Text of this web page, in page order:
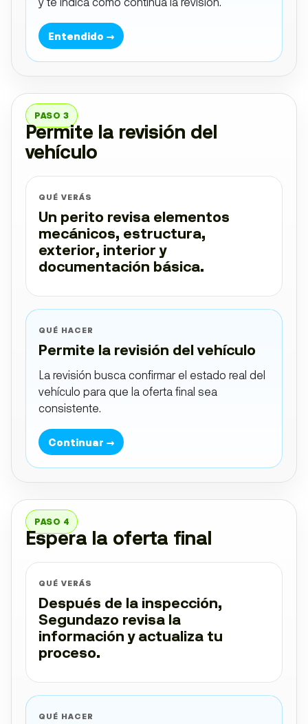
Entendido →
PASO 3
Permite la revisión del
vehículo
QUÉ VERÁS
Un perito revisa elementos
mecánicos, estructura,
exterior, interior y
documentación básica.
QUÉ HACER
Permite la revisión del vehículo
La revisión busca confirmar el estado real del
vehículo para que la oferta final sea
consistente.
Continuar →
PASO 4
Espera la oferta final
QUÉ VERÁS
Después de la inspección,
Segundazo revisa la
información y actualiza tu
proceso.
QUÉ HACER